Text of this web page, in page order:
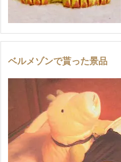
ベルメゾンで貰った景品